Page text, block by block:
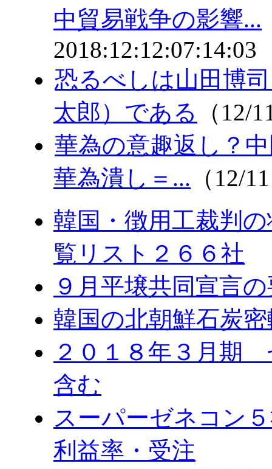
中貿易戦争の影響...
2018:12:12:07:14:03
恐るべしは山田博
太郎）である
（12/
華為の意趣返し？
華為潰し＝... （12/
韓国・徴用工裁判
覧リスト２６６社
９月平壌共同宣言
韓国の北朝鮮石炭
２０１８年３月期
含む
スーパーゼネコン
利益率・受注